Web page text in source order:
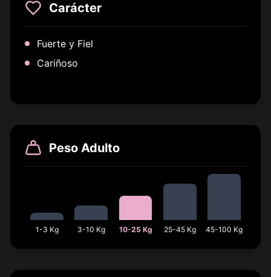
Carácter
Fuerte y Fiel
Cariñoso
Peso Adulto
1-3 Kg 3-10 Kg 10-25 Kg 25-45 Kg 45-100 Kg